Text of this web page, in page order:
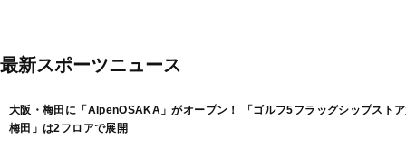
最新スポーツニュース
大阪・梅田に「AlpenOSAKA」がオープン！ 「ゴルフ5フラッグシップスト
梅田」は2フロアで展開